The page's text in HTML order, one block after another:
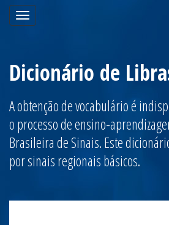
Toggle
navigation
Dicionário de
A obtenção de vocabulário é
o processo de ensino-
Brasileira de Sinais. Este
por sinais regionais básicos.